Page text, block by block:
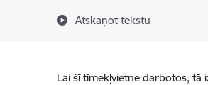
Atskaņot tekstu
Lai šī tīmekļvietne darbotos, tā